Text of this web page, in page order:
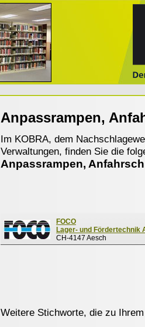
Anpassrampen,
Im KOBRA, dem
Verwaltungen, finden Sie die
Anpassrampen,
FOCO
Lager- und Fördertechnik
CH-4147 Aesch
Weitere Stichworte, die zu